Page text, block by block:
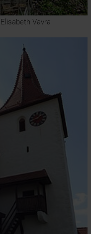
Vavra